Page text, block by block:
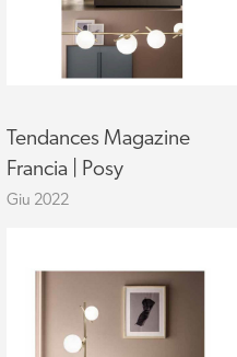
Tendances Magazine
Francia | Posy
Giu 2022